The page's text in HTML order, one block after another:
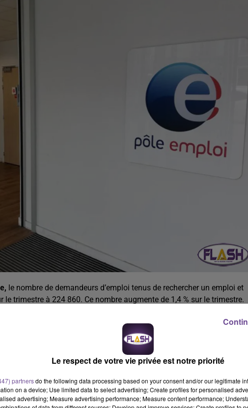
le nombre de demandeurs d’emploi tenus de rechercher un emploi et
trimestre à 224 860. Ce nombre augmente de 1,4 % sur le trimestre.
de catégorie A s'établit en moyenne sur le trimestre à 12 650. Ce
personnes). Le nombre de demandeurs d’emploi tenus de rechercher
A, B, C) s'établit en moyenne à 24 570 au troisième trimestre
(soit +30 personnes) et diminue de 1,8 % sur un an.
de catégorie A s'établit en moyenne sur le trimestre à 4 150. Ce
personnes) et diminue de 4,6 % sur un an.
de rechercher un emploi et sans activité (catégorie A) s'établit en
Le respect de votre vie privée est notre priorité
partnersdo the following data processing based on your consent and/or our legitimate
on a device; Use limited data to select advertising; Create profiles for personalised
advertising; Measure advertising performance; Measure content performance;